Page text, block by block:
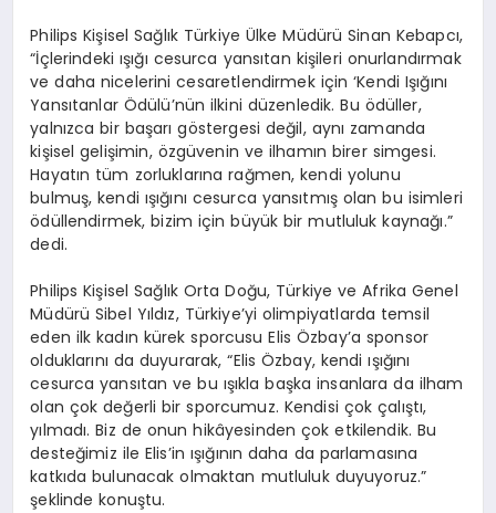
Philips Kişisel Sağlık Türkiye Ülke Müdürü Sinan Kebapcı,
“İçlerindeki ışığı cesurca yansıtan kişileri onurlandırmak
ve daha nicelerini cesaretlendirmek için ‘Kendi Işığını
Yansıtanlar Ödülü’nün ilkini düzenledik. Bu ödüller,
yalnızca bir başarı göstergesi değil, aynı zamanda
kişisel gelişimin, özgüvenin ve ilhamın birer simgesi.
Hayatın tüm zorluklarına rağmen, kendi yolunu
bulmuş, kendi ışığını cesurca yansıtmış olan bu isimleri
ödüllendirmek, bizim için büyük bir mutluluk kaynağı.”
dedi.
Philips Kişisel Sağlık Orta Doğu, Türkiye ve Afrika Genel
Müdürü Sibel Yıldız, Türkiye’yi olimpiyatlarda temsil
eden ilk kadın kürek sporcusu Elis Özbay’a sponsor
olduklarını da duyurarak, “Elis Özbay, kendi ışığını
cesurca yansıtan ve bu ışıkla başka insanlara da ilham
olan çok değerli bir sporcumuz. Kendisi çok çalıştı,
yılmadı. Biz de onun hikâyesinden çok etkilendik. Bu
desteğimiz ile Elis’in ışığının daha da parlamasına
katkıda bulunacak olmaktan mutluluk duyuyoruz.”
şeklinde konuştu.